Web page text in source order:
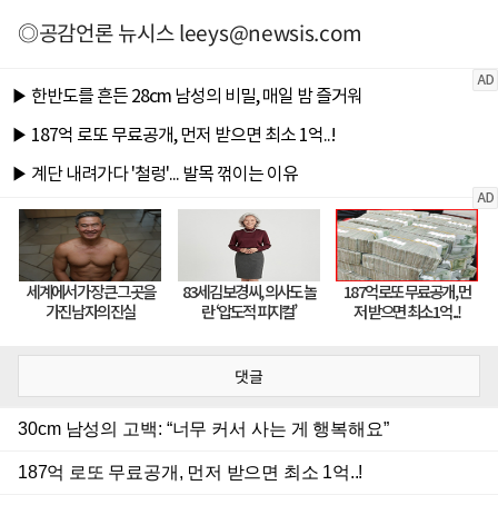
◎공감언론 뉴시스leeys@newsis.com
댓글